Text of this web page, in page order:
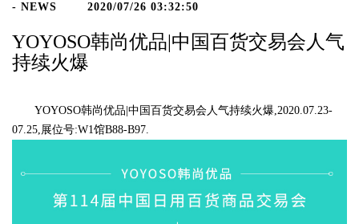
- NEWS 2020/07/26 03:32:50
YOYOSO韩尚优品|中国百货交易会人气
持续火爆
YOYOSO韩尚优品|中国百货交易会人气持续火爆,2020.07.23-
07.25,展位号:W1馆B88-B97.